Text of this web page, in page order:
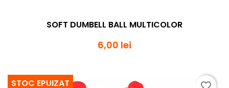
SOFT DUMBELL BALL MULTICOLOR
6,00 lei
STOC EPUIZAT